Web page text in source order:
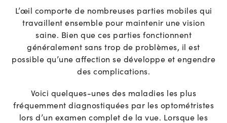
L’œil comporte de nombreuses parties mobiles qui
travaillent ensemble pour maintenir une vision
saine. Bien que ces parties fonctionnent
généralement sans trop de problèmes, il est
possible qu’une affection se développe et engendre
des complications.
Voici quelques-unes des maladies les plus
fréquemment diagnostiquées par les optométristes
lors d’un examen complet de la vue. Lorsque les